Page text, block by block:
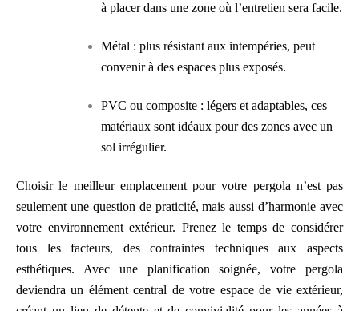
à placer dans une zone où l’entretien sera facile.
Métal : plus résistant aux intempéries, peut
convenir à des espaces plus exposés.
PVC ou composite : légers et adaptables, ces
matériaux sont idéaux pour des zones avec un
sol irrégulier.
Choisir le meilleur emplacement pour votre pergola n’est pas
seulement une question de praticité, mais aussi d’harmonie avec
votre environnement extérieur. Prenez le temps de considérer
tous les facteurs, des contraintes techniques aux aspects
esthétiques. Avec une planification soignée, votre pergola
deviendra un élément central de votre espace de vie extérieur,